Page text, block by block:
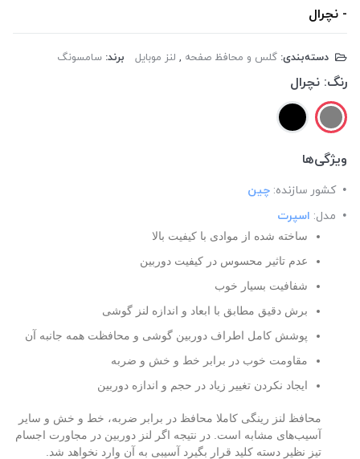
- نچرال
دسته‌بندی: گلس و محافظ صفحه , لنز موبایل برند: سامسونگ
رنگ: نچرال
ویژگی‌ها
کشور سازنده: چین
مدل: اسپرت
ساخته شده از موادی با کیفیت بالا
عدم تاثیر محسوس در کیفیت دوربین
شفافیت بسیار خوب
برش دقیق مطابق با ابعاد و اندازه لنز گوشی
پوشش کامل اطراف دوربین گوشی و محافظت همه جانبه آن
مقاومت خوب در برابر خط و خش و ضربه
ایجاد نکردن تغییر زیاد در حجم و اندازه دوربین
محافظ لنز رینگی کاملا محافظ در برابر ضربه، خط و خش و سایر
آسیب‌های مشابه است. در نتیجه اگر لنز دوربین در مجاورت اجسام
تیز نظیر دسته کلید قرار بگیرد آسیبی به آن وارد نخواهد شد.